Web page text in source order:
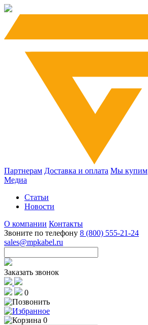
Партнерам Доставка и оплата Мы купим
Медиа
Статьи
Новости
О компании Контакты
Звоните по телефону 8 (800) 555-21-24
sales@mpkabel.ru
Заказать звонок
0
0